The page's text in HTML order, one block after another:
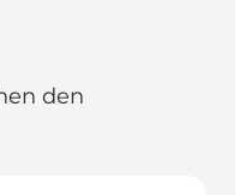
den